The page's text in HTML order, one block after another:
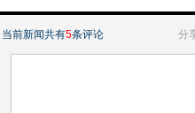
当前新闻共有5条评论 分